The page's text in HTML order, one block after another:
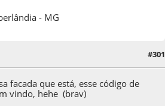
- MG
#301
facada que está, esse código de
vindo, hehe (brav)